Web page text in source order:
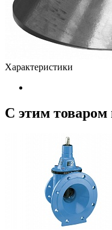
Характеристики
С этим